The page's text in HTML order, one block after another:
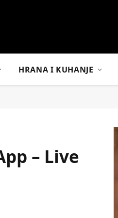
HRANA I KUHANJE
– Live